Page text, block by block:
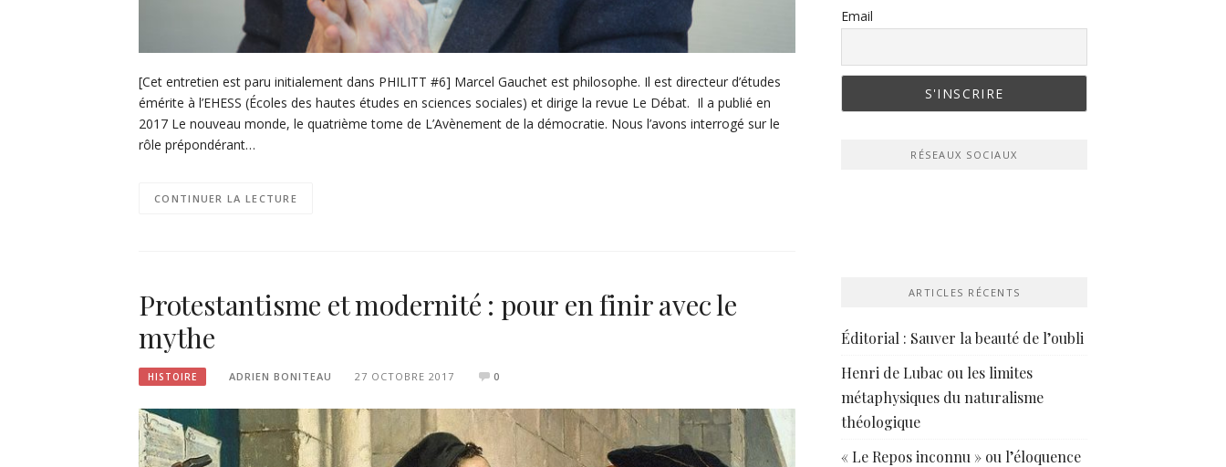
[Cet entretien est paru initialement dans PHILITT #6] Marcel Gauchet est philosophe. Il est directeur d’études
émérite à l’EHESS (Écoles des hautes études en sciences sociales) et dirige la revue Le Débat. Il a publié en
2017 Le nouveau monde, le quatrième tome de L’Avènement de la démocratie. Nous l’avons interrogé sur le
rôle prépondérant…
CONTINUER LA LECTURE
Protestantisme et modernité : pour en finir avec le
mythe
HISTOIRE ADRIEN BONITEAU 27 OCTOBRE 2017 0
Email
RÉSEAUX SOCIAUX
ARTICLES RÉCENTS
Éditorial : Sauver la beauté de l’oubli
Henri de Lubac ou les limites
métaphysiques du naturalisme
théologique
« Le Repos inconnu » ou l’éloquence